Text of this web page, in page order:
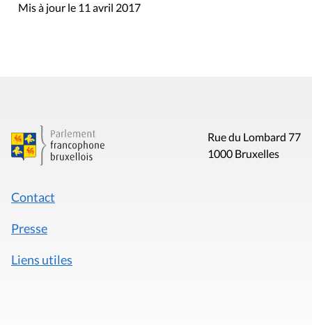
Mis à jour le 11 avril 2017
Rue du Lombard 77
1000 Bruxelles
Contact
Presse
Liens utiles